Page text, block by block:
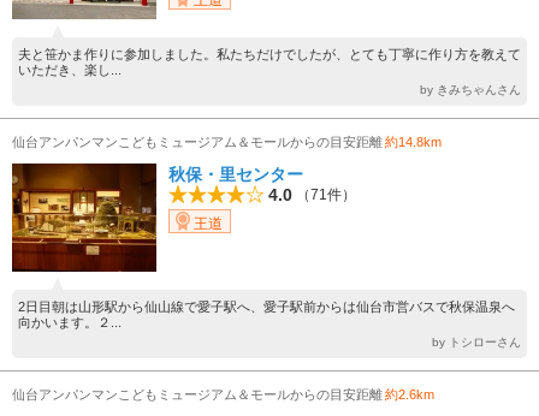
夫と笹かま作りに参加しました。私たちだけでしたが、とても丁寧に作り方を教えて
いただき、楽し...
by きみちゃんさん
仙台アンパンマンこどもミュージアム＆モールからの目安距離約14.8km
秋保・里センター
4.0
（71件）
王道
2日目朝は山形駅から仙山線で愛子駅へ、愛子駅前からは仙台市営バスで秋保温泉へ
向かいます。２...
by トシローさん
仙台アンパンマンこどもミュージアム＆モールからの目安距離約2.6km